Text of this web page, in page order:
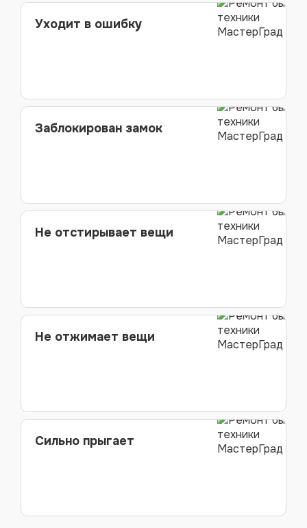
Уходит в ошибку
Заблокирован замок
Не отстирывает вещи
Не отжимает вещи
Сильно прыгает